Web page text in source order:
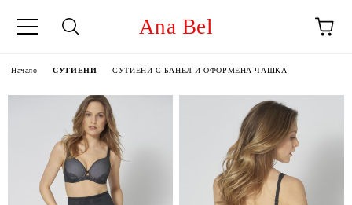
Ana Bel
Начало СУТИЕНИ СУТИЕНИ С БАНЕЛ И ОФОРМЕНА ЧАШКА